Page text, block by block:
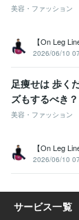
美容・ファッション
【On Leg
2026/06/10
足痩せは 歩く
ズもするべき？
美容・ファッション
【On Leg
2026/06/10